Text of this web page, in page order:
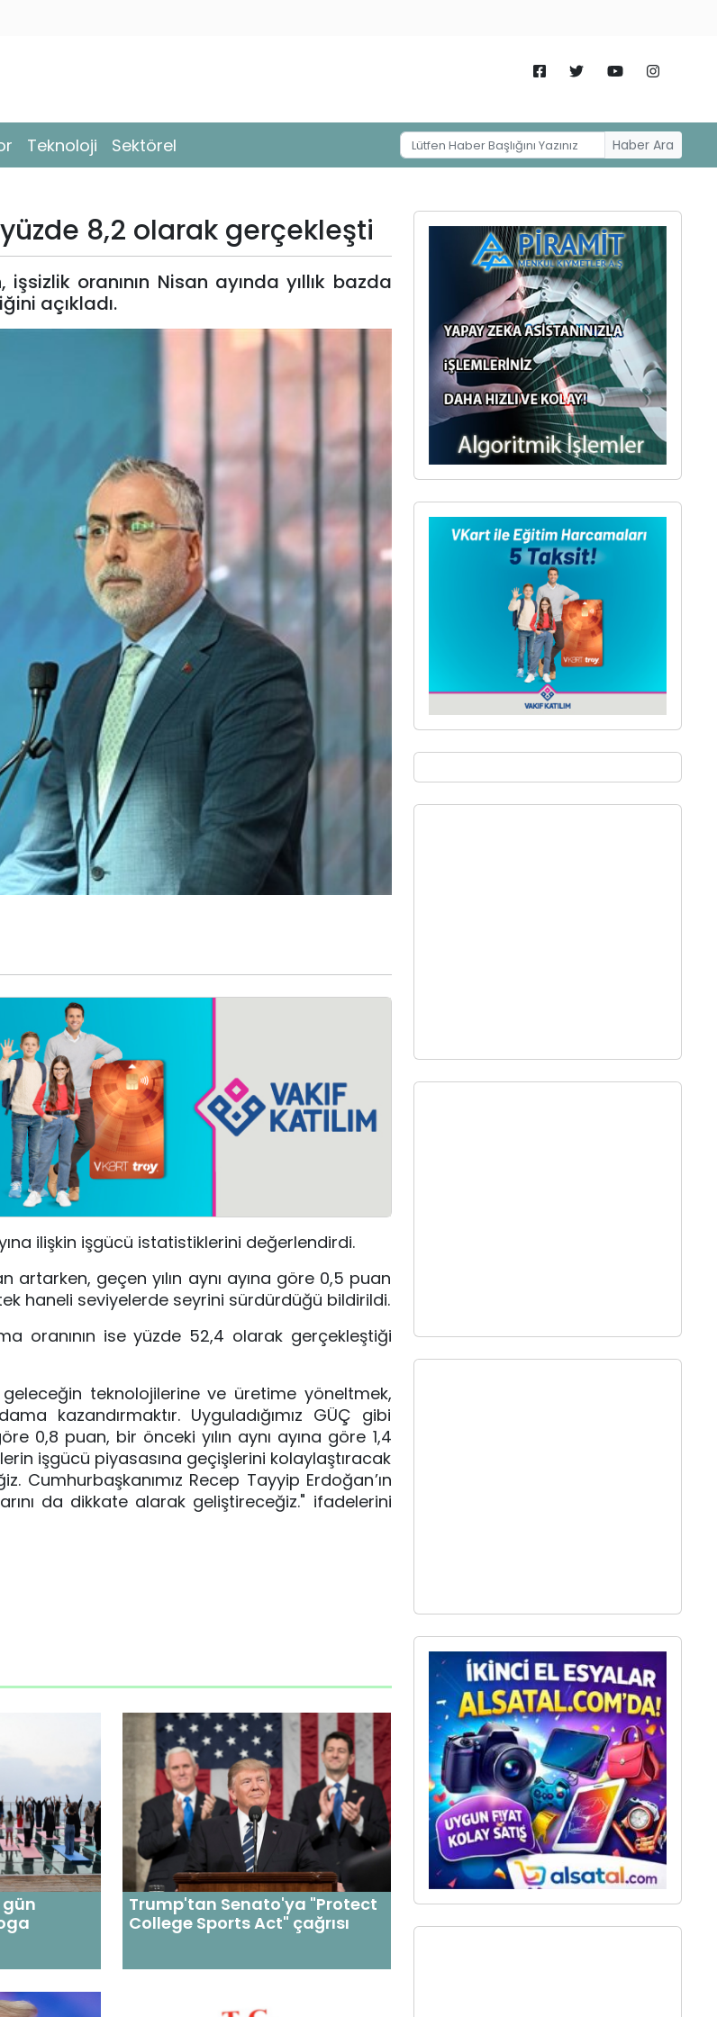
Teknoloji Sektörel Haber Ara
yüzde 8,2 olarak gerçekleşti
oranının Nisan ayında yıllık bazda
açıkladı.
ilişkin işgücü istatistiklerini değerlendirdi.
geçen yılın aynı ayına göre 0,5 puan
haneli seviyelerde seyrini sürdürdüğü bildirildi.
oranının ise yüzde 52,4 olarak gerçekleştiği
teknolojilerine ve üretime yöneltmek,
kazandırmaktır. Uyguladığımız GÜÇ gibi
0,8 puan, bir önceki yılın aynı ayına göre 1,4
işgücü piyasasına geçişlerini kolaylaştıracak
Cumhurbaşkanımız Recep Tayyip Erdoğan’ın
da dikkate alarak geliştireceğiz." ifadelerini
gün
Trump'tan Senato'ya "Protect
College Sports Act" çağrısı